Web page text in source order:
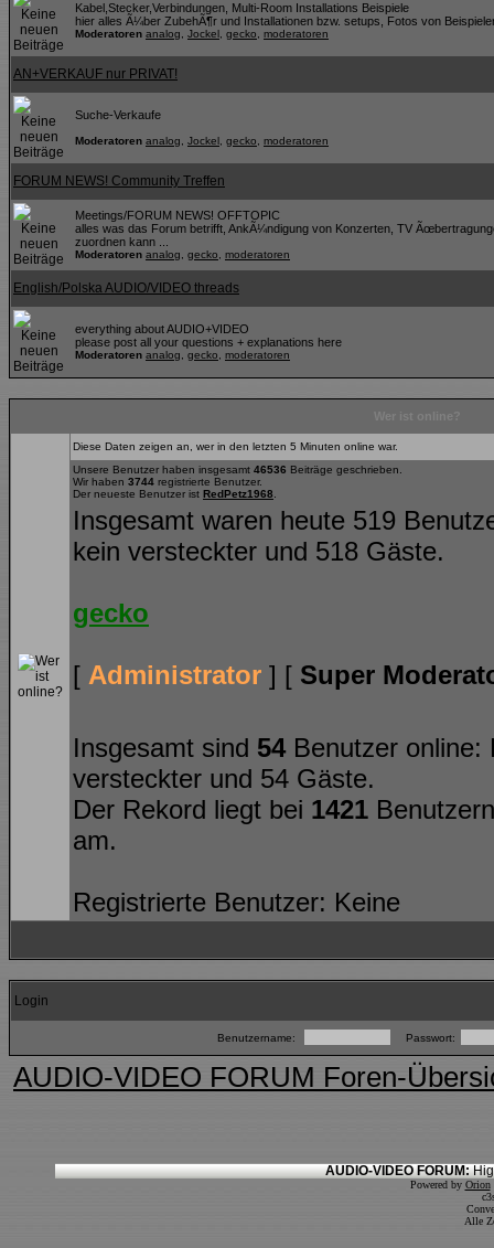
Kabel,Stecker,Verbindungen, Multi-Room Installations Beispiele
hier alles Ã¼ber ZubehÃ¶r und Installationen bzw. setups, Fotos von
Moderatoren analog Jockel gecko moderatoren
AN+VERKAUF nur PRIVAT!
Suche-Verkaufe
Moderatoren analog Jockel gecko moderatoren
FORUM NEWS! Community Treffen
Meetings/FORUM NEWS! OFFTOPIC
alles was das Forum betrifft, AnkÃ¼ndigung von Konzerten, TV
zuordnen kann ...
Moderatoren analog gecko moderatoren
English/Polska AUDIO/VIDEO threads
everything about AUDIO+VIDEO
please post all your questions + explanations here
Moderatoren analog gecko moderatoren
Diese Daten zeigen an, wer in den letzten 5 Minuten online war.
Unsere Benutzer haben insgesamt 46536 Beiträge geschrieben.
Wir haben 3744 registrierte Benutzer.
Der neueste Benutzer ist RedPetz1968
Insgesamt waren heute 519
kein versteckter und 518 Gäste.
gecko
[ Administrator ] [ Super
Insgesamt sind 54 Benutzer online:
versteckter und 54 Gäste.
Der Rekord liegt bei 1421
am.
Registrierte Benutzer: Keine
Login
Benutzername: Passwort:
AUDIO-VIDEO FORUM Foren-
AUDIO-VIDEO FORUM:
Powered by Orion
Alle